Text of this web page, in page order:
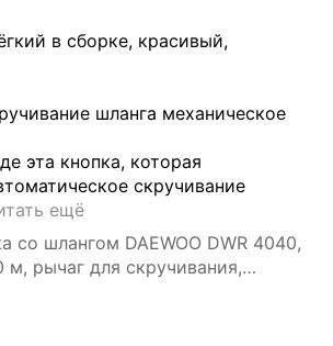
в сборке, красивый,
шланга механическое
эта кнопка, которая
скручивание
ещё
со шлангом DAEWOO DWR 4040,
м, рычаг для скручивания,